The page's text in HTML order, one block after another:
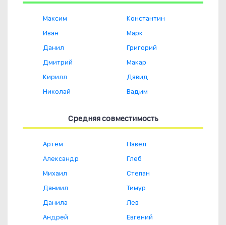
Максим
Иван
Данил
Дмитрий
Кирилл
Николай
Константин
Марк
Григорий
Макар
Давид
Вадим
Средняя совместимость
Артем
Александр
Михаил
Даниил
Данила
Андрей
Павел
Глеб
Степан
Тимур
Лев
Евгений